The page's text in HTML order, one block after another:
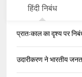
हिंदी निबंध
प्रातःकाल का दृश्य पर
उदारीकरण ने भारतीय